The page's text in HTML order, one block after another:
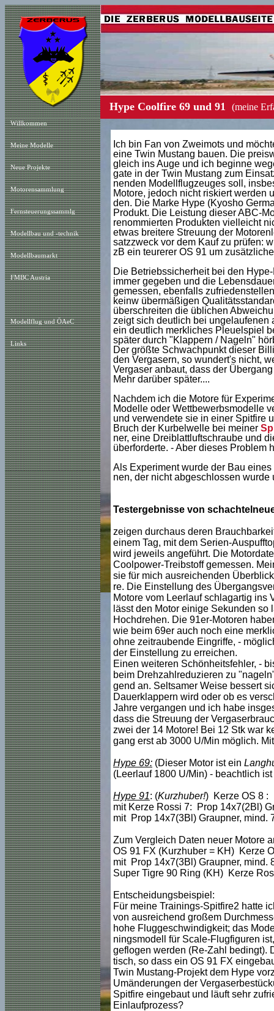
Willkommen
Meine Modelle
Neue Projekte
Motorensammlung
Fernsteuerungssammlg
Modellbau und -technik
Modellbaumarkt
FMBC Austria
Modellflug und ÖAeC
Links
Hype Coolfire 69 und 91 (meine
Ich bin Fan von Zweimots und
eine Twin Mustang bauen. Die
gleich ins Auge und ich beginne
gate in der Twin Mustang zum
nenden Modellflugzeuges soll,
Motore, jedoch nicht riskiert werden
den. Die Marke Hype (Kyosho
Produkt. Die Leistung dieser ABC-
renommierten Produkten vielleicht
etwas breitere Streuung der
satzzweck vor dem Kauf zu prüfen:
zB ein teurerer OS 91 um
Die Betriebssicherheit bei den
immer gegeben und die
gemessen, ebenfalls
keinw übermäßigen
überschreiten die üblichen
zeigt sich deutlich bei ungelaufenen
ein deutlich merkliches Pleuelspiel
später durch "Klappern / Nageln"
Der größte Schwachpunkt dieser
den Vergasern, so wundert's nicht,
Vergaser anbaut, dass der
Mehr darüber später....
Nachdem ich die Motore für
Modelle oder Wettbewerbsmodelle
und verwendete sie in einer Spitfire
Bruch der Kurbelwelle bei meiner
ner, eine Dreiblattluftschraube und
überforderte. - Aber dieses Problem
Als Experiment wurde der Bau eines
nen, der nicht abgeschlossen
Testergebnisse von
zeigen durchaus deren
einem Tag, mit dem Serien-
wird jeweils angeführt. Die
Coolpower-Treibstoff gemessen.
sie für mich ausreichenden
re. Die Einstellung des
Motore vom Leerlauf schlagartig ins
lässt den Motor einige Sekunden
Hochdrehen. Die 91er-Motoren
wie beim 69er auch noch eine
ohne zeitraubende Eingriffe, -
der Einstellung zu erreichen.
Einen weiteren Schönheitsfehler, -
beim Drehzahlreduzieren zu
gend an. Seltsamer Weise bessert
Dauerklappern wird oder ob es
Jahre vergangen und ich habe
dass die Streuung der
zwei der 14 Motore! Bei 12 Stk war
gang erst ab 3000 U/Min möglich.
Hype 69: (Dieser Motor ist ein
(Leerlauf 1800 U/Min) - beachtlich
Hype 91: (Kurzhuber!) Kerze OS 8 :
mit Kerze Rossi 7: Prop 14x7(2Bl)
mit Prop 14x7(3Bl) Graupner, mind.
Zum Vergleich Daten neuer Motore
OS 91 FX (Kurzhuber = KH) Kerze
mit Prop 14x7(3Bl) Graupner, mind.
Super Tigre 90 Ring (KH) Kerze
Entscheidungsbeispiel:
Für meine Trainings-Spitfire2 hatte
von ausreichend großem
hohe Fluggeschwindigkeit; das
ningsmodell für Scale-Flugfiguren
geflogen werden (Re-Zahl bedingt).
tisch, so dass ein OS 91 FX
Twin Mustang-Projekt dem Hype
Umänderungen der
Spitfire eingebaut und läuft sehr
Einlaufprozess?